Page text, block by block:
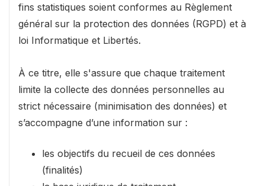
fins statistiques soient conformes au Règlement
général sur la protection des données (RGPD) et à
loi Informatique et Libertés.
À ce titre, elle s'assure que chaque traitement
limite la collecte des données personnelles au
strict nécessaire (minimisation des données) et
s’accompagne d’une information sur :
les objectifs du recueil de ces données
(finalités)